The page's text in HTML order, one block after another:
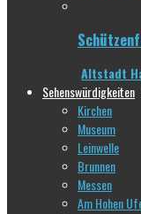
Altstadt
Sehenswürdigkeiten
Kirchen
Museum
Leinwelle
Brunnen
Messen
Am Hohen